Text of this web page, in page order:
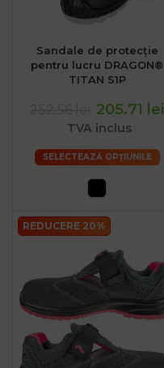
Sandale de protecție
pentru lucru DRAGON®
TITAN S1P
205.71 lei
TVA inclus
SELECTEAZĂ OPȚIUNILE
REDUCERE 20%